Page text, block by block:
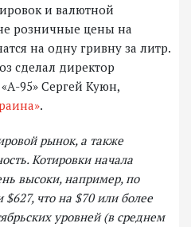
и валютной
розничные цены на
на одну гривну за литр.
сделал директор
95» Сергей Куюн,
.
рынок, а также
Котировки начала
высоки, например, по
$627, что на $70 или более
уровней (в среднем